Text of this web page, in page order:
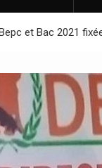
et Bac 2021